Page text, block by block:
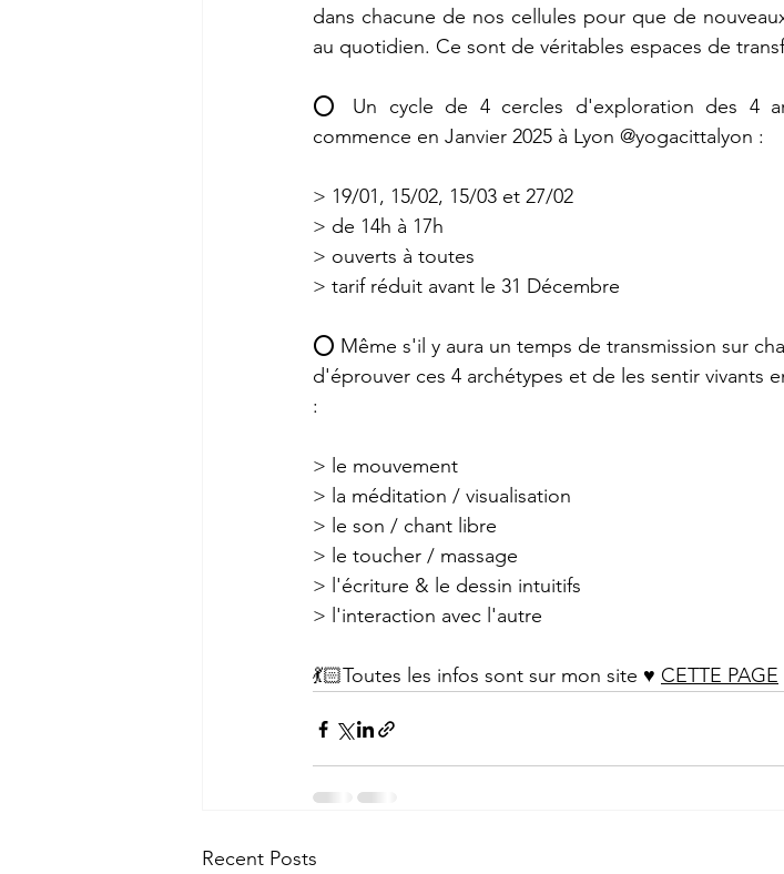
dans chacune de nos cellules pour que de
au quotidien. Ce sont de véritables espaces de
⭕ Un cycle de 4 cercles d'exploration des 4
commence en Janvier 2025 à Lyon @yogacittalyon :
> 19/01, 15/02, 15/03 et 27/02
> de 14h à 17h
> ouverts à toutes
> tarif réduit avant le 31 Décembre
⭕ Même s'il y aura un temps de transmission sur
d'éprouver ces 4 archétypes et de les sentir vivants
:
> le mouvement
> la méditation / visualisation
> le son / chant libre
> le toucher / massage
> l'écriture & le dessin intuitifs
> l'interaction avec l'autre
💃🏻Toutes les infos sont sur mon site ♥︎ CETTE PAGE
Recent Posts